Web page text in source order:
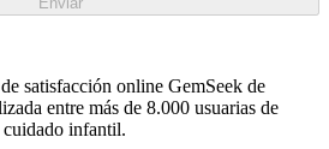
satisfacción online GemSeek de
entre más de 8.000 usuarias de
cuidado infantil.